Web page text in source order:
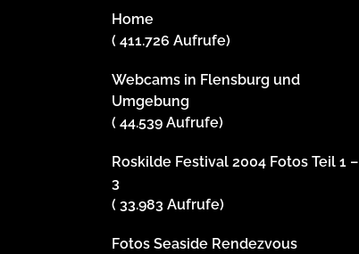
Home
( 411.726 Aufrufe)
Webcams in Flensburg und
Umgebung
( 44.539 Aufrufe)
Roskilde Festival 2004 Fotos Teil 1 –
3
( 33.983 Aufrufe)
Fotos Seaside Rendezvous